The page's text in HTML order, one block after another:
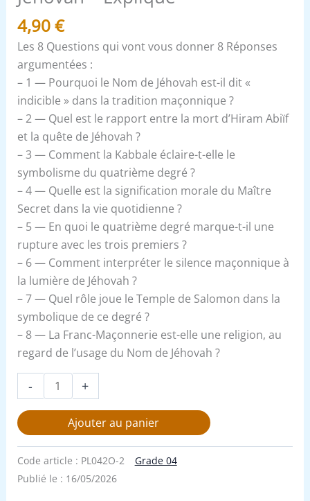
4,90€
Les 8 Questions qui vont vous donner 8 Réponses
argumentées :
– 1 — Pourquoi le Nom de Jéhovah est-il dit «
indicible » dans la tradition maçonnique ?
– 2 — Quel est le rapport entre la mort d’Hiram Abiïf
et la quête de Jéhovah ?
– 3 — Comment la Kabbale éclaire-t-elle le
symbolisme du quatrième degré ?
– 4 — Quelle est la signification morale du Maître
Secret dans la vie quotidienne ?
– 5 — En quoi le quatrième degré marque-t-il une
rupture avec les trois premiers ?
– 6 — Comment interpréter le silence maçonnique à
la lumière de Jéhovah ?
– 7 — Quel rôle joue le Temple de Salomon dans la
symbolique de ce degré ?
– 8 — La Franc-Maçonnerie est-elle une religion, au
regard de l’usage du Nom de Jéhovah ?
- +
Ajouter au panier
Code article : PL042O-2
Grade 04
Publié le : 16/05/2026